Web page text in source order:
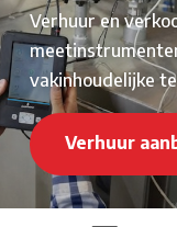
Verhuur en
vakinhoudelijke
Verhuur